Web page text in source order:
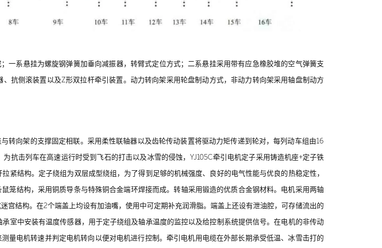
一系悬挂为螺旋钢弹簧加垂向减振器，转臂式定位方式；二系悬挂采用带有应急橡胶堆的空气弹簧支
抗侧滚装置以及Z形双拉杆牵引装置。动力转向架采用轮盘制动方式，非动力转向架采用轴盘制动方
转向架的支撑固定相联。采用柔性联轴器以及齿轮传动装置将驱动力矩传递到轮对，每列动车组由16
抗击列车在高速运行时受到飞石的打击以及冰雪的侵蚀，YJ105C牵引电机定子采用铸造机座+定子铁
紧结构。定子绕组为双层成型绕组，为了得到足够的机械强度、良好的电气性能与优良的热稳定性，
笼结构，采用铜质导条与特殊铜合金端环焊接而成。转轴采用锻造的优质合金钢材料。电机采用两轴
宫结构。在2个端盖上均设有加油嘴，使用中可定期补充润滑脂。端盖上还设有泄油腔，可存储流出的
室中安装有温度传感器，用于定子绕组及轴承温度的监控以及给控制系统提供信号。在电机的非传动
量电机转速并判定电机转向以便对电机进行控制。牵引电机用电缆在外部长期承受低温、冰雪击打的